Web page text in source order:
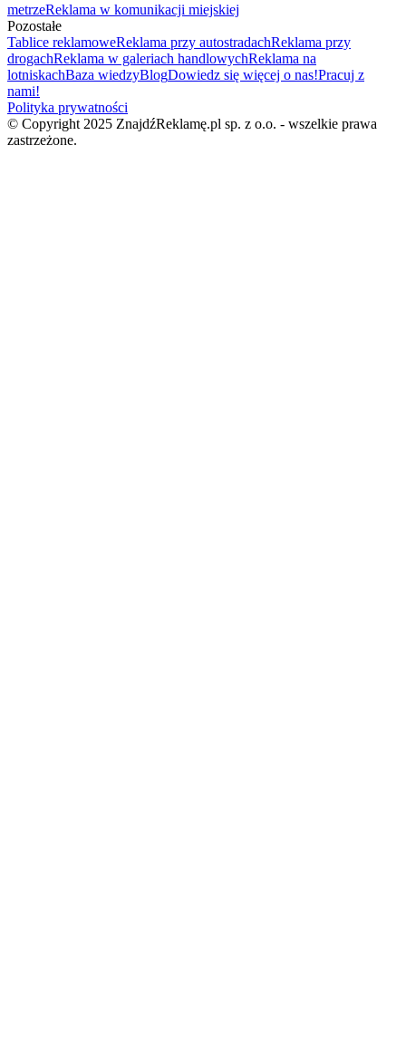
metrzeReklama w komunikacji miejskiej
Pozostałe
Tablice reklamoweReklama przy autostradachReklama przy
drogachReklama w galeriach handlowychReklama na
lotniskachBaza wiedzyBlogDowiedz się więcej o nas!Pracuj z
nami!
Polityka prywatności
© Copyright 2025 ZnajdźReklamę.pl sp. z o.o. - wszelkie prawa
zastrzeżone.